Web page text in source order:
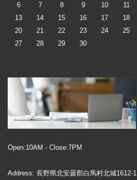
Open:10AM - Close:7PM
Address: 長野県北安曇郡白馬村北城1612-1
6
7 8 9 10 11
13
14 15 16 17 18
20
21 22 23 24 25
27
28 29 30